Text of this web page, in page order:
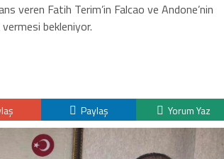
veren Fatih Terim’in Falcao ve Andone’nin
bekleniyor.
Paylaş Yorum Yaz